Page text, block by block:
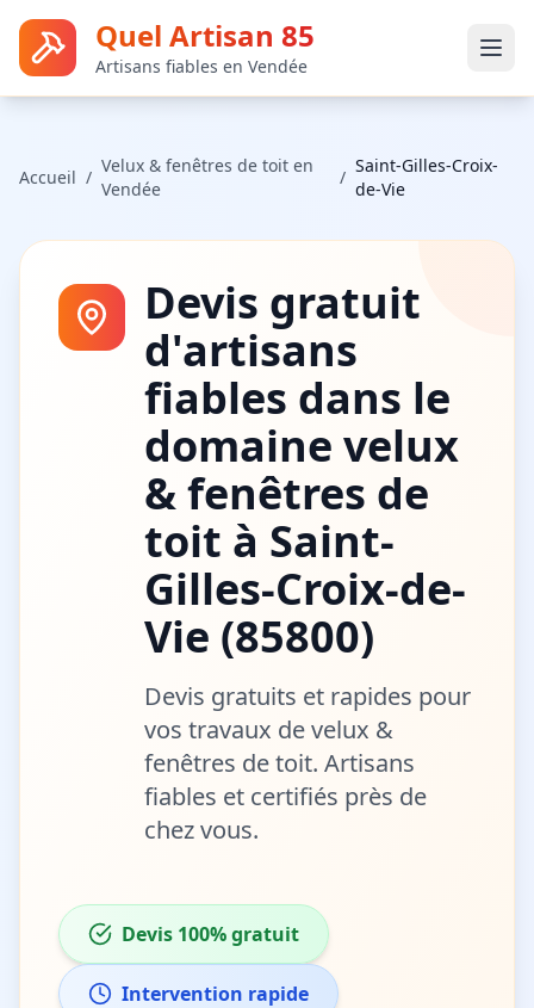
Quel Artisan 85
Artisans fiables en Vendée
Accueil /
Velux & fenêtres de toit en
Vendée
/
Saint-Gilles-Croix-
de-Vie
Devis gratuit
d'artisans
fiables dans le
domaine velux
& fenêtres de
toit à Saint-
Gilles-Croix-de-
Vie (85800)
Devis gratuits et rapides pour
vos travaux develux &
fenêtres de toit. Artisans
fiables et certifiés près de
chez vous.
Devis 100% gratuit
Intervention rapide